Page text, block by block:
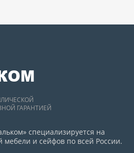
ГАРАНТИЕЙ
специализируется на
мебели и сейфов по всей России.